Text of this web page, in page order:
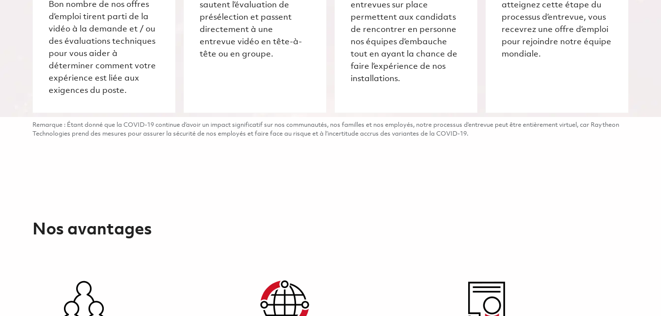
Bon nombre de nos offres
d’emploi tirent parti de la
vidéo à la demande et / ou
des évaluations techniques
pour vous aider à
déterminer comment votre
expérience est liée aux
exigences du poste.
sautent l’évaluation de
présélection et passent
directement à une
entrevue vidéo en tête-à-
tête ou en groupe.
entrevues sur place
permettent aux candidats
de rencontrer en personne
nos équipes d’embauche
tout en ayant la chance de
faire l’expérience de nos
installations.
atteignez cette étape du
processus d’entrevue, vous
recevrez une offre d’emploi
pour rejoindre notre équipe
mondiale.
Remarque : Étant donné que la COVID-19 continue d’avoir un impact significatif sur nos communautés, nos familles et nos employés, notre processus d’entrevue peut être entièrement virtuel, car Raytheon
Technologies prend des mesures pour assurer la sécurité de nos employés et faire face au risque et à l’incertitude accrus des variantes de la COVID-19.
Nos avantages